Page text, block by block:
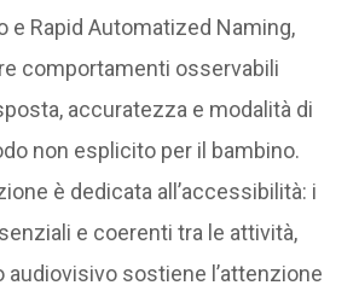
e Rapid Automatized Naming,
comportamenti osservabili
accuratezza e modalità di
non esplicito per il bambino.
è dedicata all’accessibilità: i
e coerenti tra le attività,
audiovisivo sostiene l’attenzione